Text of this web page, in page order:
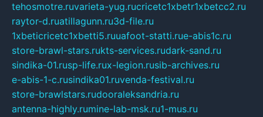
tehosmotre.ruvarieta-yug.rucricetc1xbetr1xbetcc2.ru
raytor-d.ruatillagunn.ru3d-file.ru
1xbeticricetc1xbetti5.ruuafoot-statti.rue-abis1c.ru
store-brawl-stars.rukts-services.rudark-sand.ru
sindika-01.rusp-life.rux-legion.rusib-archives.ru
e-abis-1-c.rusindika01.ruvenda-festival.ru
store-brawlstars.rudooraleksandria.ru
antenna-highly.rumine-lab-msk.ru1-mus.ru